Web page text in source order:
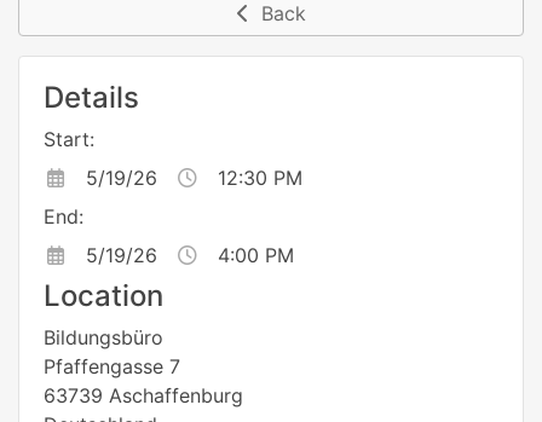
Back
Details
Start:
5/19/26
12:30 PM
End:
5/19/26
4:00 PM
Location
Bildungsbüro
Pfaffengasse 7
63739 Aschaffenburg